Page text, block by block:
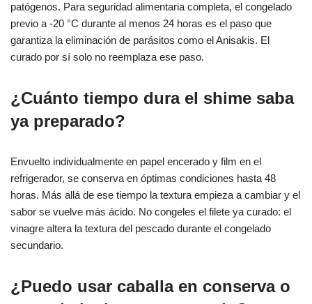
patógenos. Para seguridad alimentaria completa, el congelado
previo a -20 °C durante al menos 24 horas es el paso que
garantiza la eliminación de parásitos como el Anisakis. El
curado por sí solo no reemplaza ese paso.
¿Cuánto tiempo dura el shime saba
ya preparado?
Envuelto individualmente en papel encerado y film en el
refrigerador, se conserva en óptimas condiciones hasta 48
horas. Más allá de ese tiempo la textura empieza a cambiar y el
sabor se vuelve más ácido. No congeles el filete ya curado: el
vinagre altera la textura del pescado durante el congelado
secundario.
¿Puedo usar caballa en conserva o